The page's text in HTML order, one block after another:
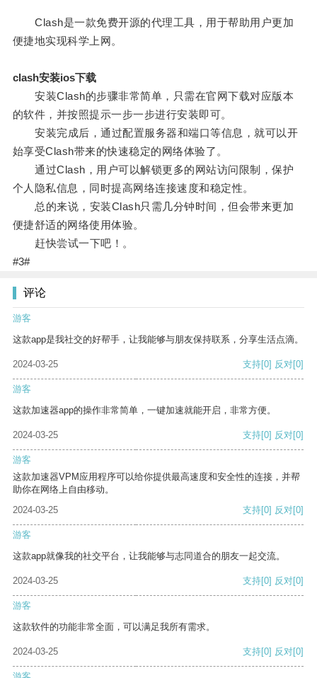
Clash是一款免费开源的代理工具，用于帮助用户更加
便捷地实现科学上网。
clash安装ios下载
安装Clash的步骤非常简单，只需在官网下载对应版本
的软件，并按照提示一步一步进行安装即可。
安装完成后，通过配置服务器和端口等信息，就可以开
始享受Clash带来的快速稳定的网络体验了。
通过Clash，用户可以解锁更多的网站访问限制，保护
个人隐私信息，同时提高网络连接速度和稳定性。
总的来说，安装Clash只需几分钟时间，但会带来更加
便捷舒适的网络使用体验。
赶快尝试一下吧！。
#3#
评论
游客
这款app是我社交的好帮手，让我能够与朋友保持联系，分享生活点滴。
2024-03-25 支持[0] 反对[0]
游客
这款加速器app的操作非常简单，一键加速就能开启，非常方便。
2024-03-25 支持[0] 反对[0]
游客
这款加速器VPM应用程序可以给你提供最高速度和安全性的连接，并帮
助你在网络上自由移动。
2024-03-25
支持[0] 反对[0]
游客
这款app就像我的社交平台，让我能够与志同道合的朋友一起交流。
2024-03-25 支持[0] 反对[0]
游客
这款软件的功能非常全面，可以满足我所有需求。
2024-03-25 支持[0] 反对[0]